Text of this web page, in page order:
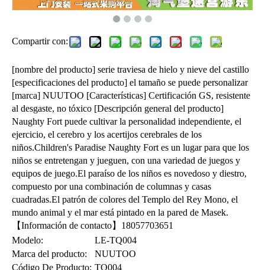
Compartir con:
[nombre del producto] serie traviesa de hielo y nieve del castillo
[especificaciones del producto] el tamaño se puede personalizar
[marca] NUUTOO [Características] Certificación GS, resistente
al desgaste, no tóxico [Descripción general del producto]
Naughty Fort puede cultivar la personalidad independiente, el
ejercicio, el cerebro y los acertijos cerebrales de los
niños.Children's Paradise Naughty Fort es un lugar para que los
niños se entretengan y jueguen, con una variedad de juegos y
equipos de juego.El paraíso de los niños es novedoso y diestro,
compuesto por una combinación de columnas y casas
cuadradas.El patrón de colores del Templo del Rey Mono, el
mundo animal y el mar está pintado en la pared de Masek.
【Información de contacto】18057703651
Modelo:
LE-TQ004
Marca del producto:
NUUTOO
Código De Producto: TQ004